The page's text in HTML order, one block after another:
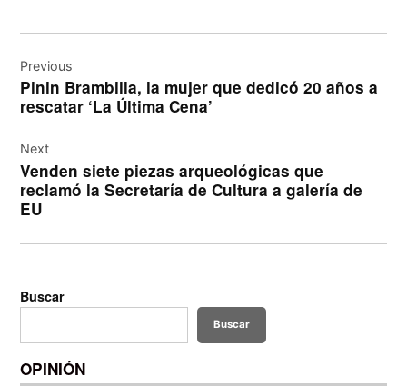
de
entradas
Previous
Pinin Brambilla, la mujer que dedicó 20 años a
rescatar ‘La Última Cena’
Next
Venden siete piezas arqueológicas que
reclamó la Secretaría de Cultura a galería de
EU
Buscar
Buscar
OPINIÓN